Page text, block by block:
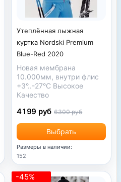
Утеплённая лыжная
куртка Nordski Premium
Blue-Red 2020
Новая мембрана
10.000мм, внутри флис
+3°..-27°С Высокое
Качество
Выбрать
4199 руб 6300 руб
Размеры в наличии:
152
-45%